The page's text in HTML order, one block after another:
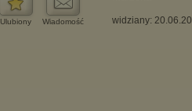
Ulubiony Wiadomość widziany: